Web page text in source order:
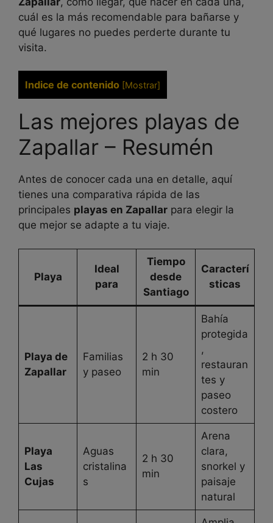
cuál es la más recomendable para bañarse y
qué lugares no puedes perderte durante tu
visita.
Indice de contenido [Mostrar]
Las mejores playas de
Zapallar – Resumén
Antes de conocer cada una en detalle, aquí
tienes una comparativa rápida de las
principales playas en Zapallar para elegir la
que mejor se adapte a tu viaje.
Playa
Ideal
para
Tiempo
desde
Santiago
Caracterí
sticas
Playa de
Zapallar
Familias
y paseo
2 h 30
min
Bahía
protegida
,
restauran
tes y
paseo
costero
Playa
Las
Cujas
Aguas
cristalina
s
2 h 30
min
Arena
clara,
snorkel y
paisaje
natural